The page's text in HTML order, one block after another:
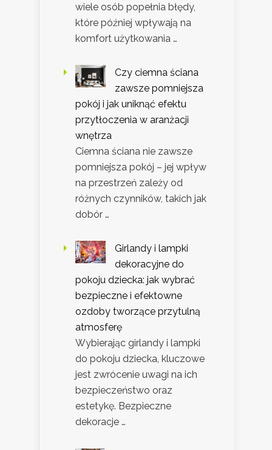
wiele osób popełnia błędy,
które później wpływają na
komfort użytkowania …
Czy ciemna ściana
zawsze pomniejsza
pokój i jak uniknąć efektu
przytłoczenia w aranżacji
wnętrza
Ciemna ściana nie zawsze
pomniejsza pokój – jej wpływ
na przestrzeń zależy od
różnych czynników, takich jak
dobór …
Girlandy i lampki
dekoracyjne do
pokoju dziecka: jak wybrać
bezpieczne i efektowne
ozdoby tworzące przytulną
atmosferę
Wybierając girlandy i lampki
do pokoju dziecka, kluczowe
jest zwrócenie uwagi na ich
bezpieczeństwo oraz
estetykę. Bezpieczne
dekoracje …